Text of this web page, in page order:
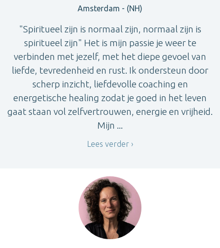
Amsterdam - (NH)
"Spiritueel zijn is normaal zijn, normaal zijn is
spiritueel zijn" Het is mijn passie je weer te
verbinden met jezelf, met het diepe gevoel van
liefde, tevredenheid en rust. Ik ondersteun door
scherp inzicht, liefdevolle coaching en
energetische healing zodat je goed in het leven
gaat staan vol zelfvertrouwen, energie en vrijheid.
Mijn ...
Lees verder